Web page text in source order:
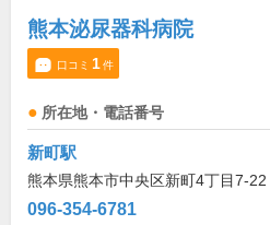
熊本泌尿器科病院
口コミ 1件
所在地・電話番号
新町駅
熊本県熊本市中央区新町4丁目7-22
096-354-6781